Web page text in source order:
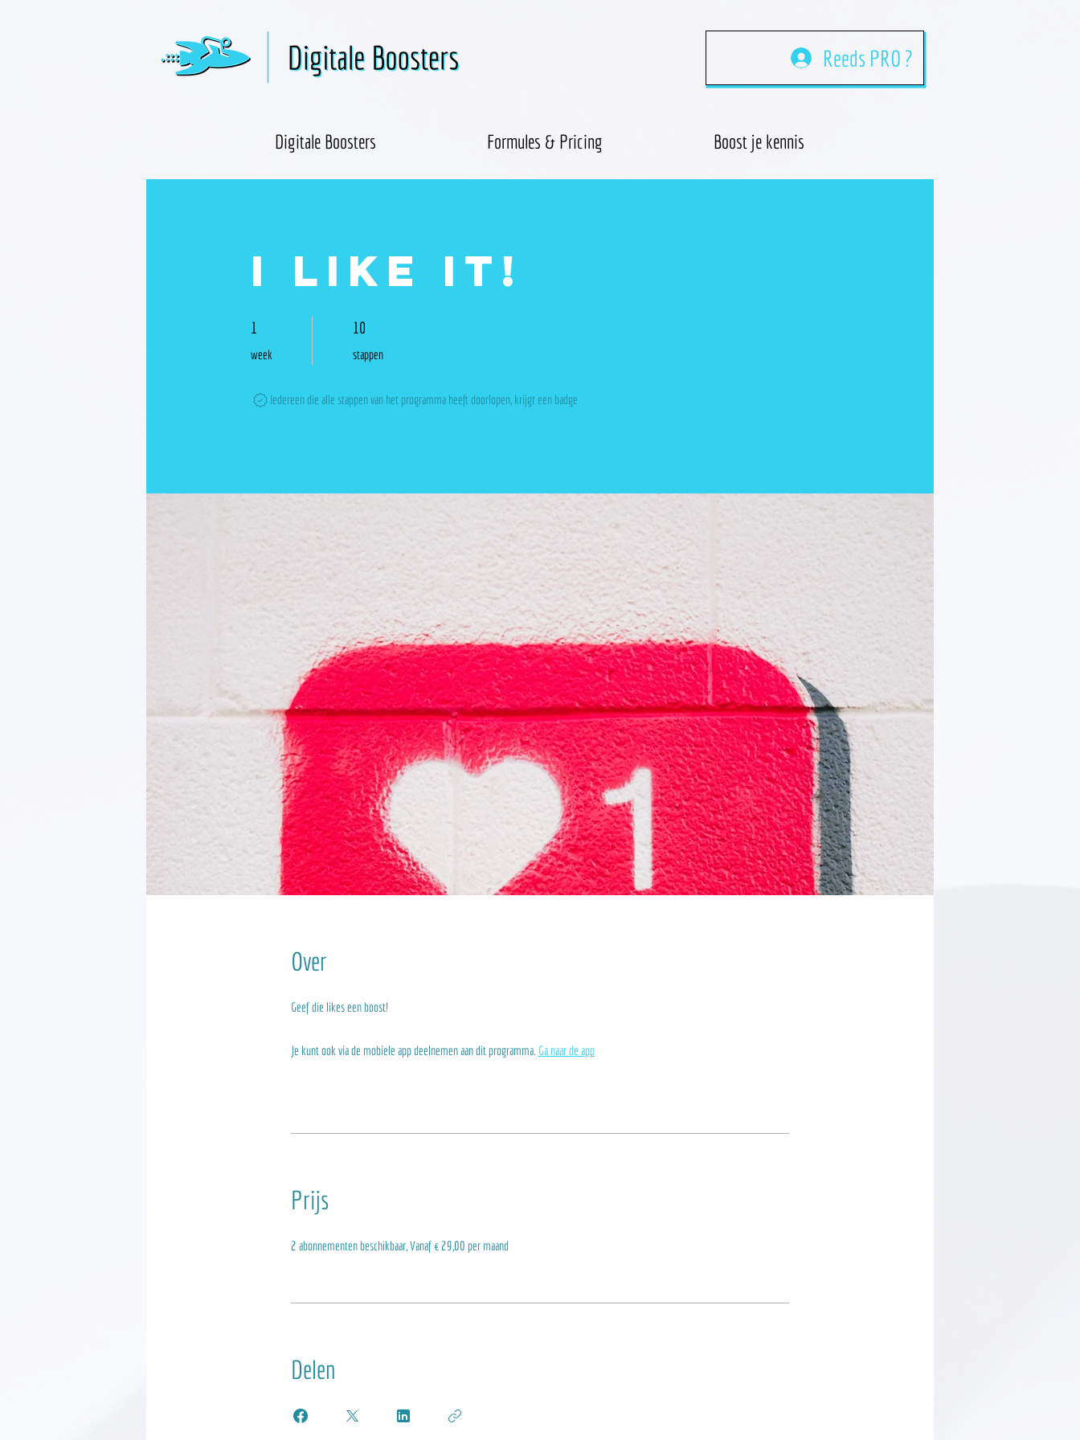
Reeds PRO ?
Digitale Boosters Formules & Pricing Boost je kennis
I like it!
1
week
1 week 10
stappen
10 stappen
Iedereen die alle stappen van het programma heeft doorlopen, krijgt een badge
Over
Geef die likes een boost!
Je kunt ook via de mobiele app deelnemen aan dit programma. Ga naar de app
Prijs
2 abonnementen beschikbaar, Vanaf € 29,00 per maand
Delen